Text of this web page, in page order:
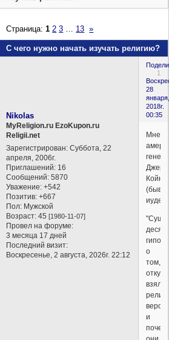
С чего нужно начать изучать религию?
Страница:1 2 3 13 »
1
28
января,
2018г.
00:35
Nikolas
MyReligion.ru EzoKupon.ru
Religii.net
Зарегистрирован: Суббота, 22
апреля, 2006г.
Приглашений: 16
Сообщений: 5870
Уважение: +542
Позитив: +667
Пол: Мужской
Возраст: 45[1980-11-07]
Провел на форуме:
3 месяца 17 дней
Последний визит:
Воскресенье, 2 августа, 2026г. 22:12
Койна
о
том,
откуда
и